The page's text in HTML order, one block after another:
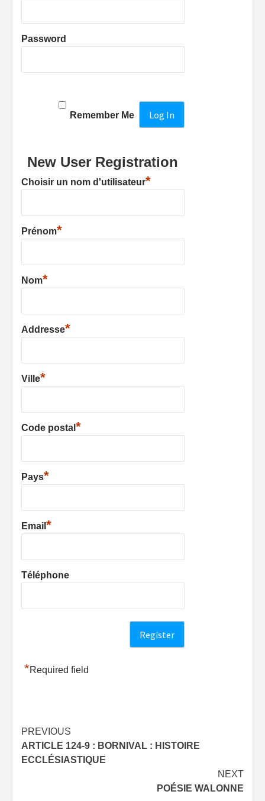
Password
Remember Me
New User Registration
Choisir un nom d'utilisateur*
Prénom*
Nom*
Addresse*
Ville*
Code postal *
Pays*
Email *
Téléphone
*Required field
Post
navigation
PREVIOUS
ARTICLE 124-9 : BORNIVAL : HISTOIRE
ECCLÉSIASTIQUE
NEXT
POÉSIE WALONNE